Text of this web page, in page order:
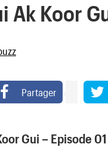
Ak Koor
Partager
Gui – Episode 01